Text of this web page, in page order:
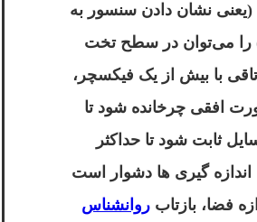
نشان دادن سنسور به
می‌توان در سطح تخت
با بیش از یک فیکسچر،
افقی چرخانده شود تا
ثابت شود تا حداکثر
اندازه گیری ها دشوار است
فضا، بازتاب روانشناس